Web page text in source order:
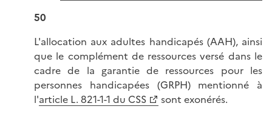
50
L'allocation aux adultes handicapés (AAH), ainsi
que le complément de ressources versé dans le
cadre de la garantie de ressources pour les
personnes handicapées (GRPH) mentionné à
l'article L. 821-1-1 du CSS
sont exonérés.